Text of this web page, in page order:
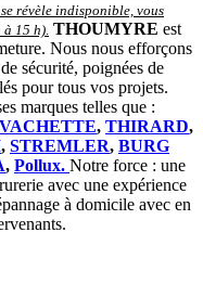
révèle indisponible, vous
à 15 h) THOUMYRE est
Nous nous efforçons
sécurité, poignées de
pour tous vos projets.
marques telles que :
VACHETTE, THIRARD,
, STREMLER, BURG
, Pollux. Notre force : une
avec une expérience
à domicile avec en